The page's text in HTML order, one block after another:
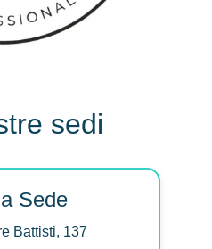
sedi
Sede
Battisti, 137